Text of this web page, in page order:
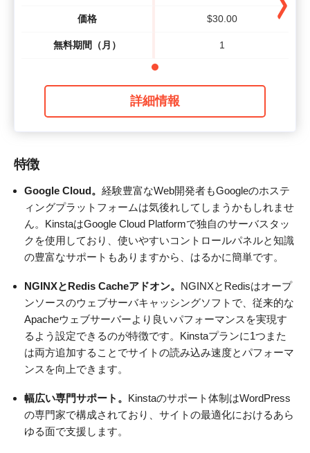
価格
無料期間（月）
$30.00
1
詳細情報
特徴
Google Cloud。 経験豊富なWeb開発者もGoogleのホステ
ィングプラットフォームは気後れしてしまうかもしれませ
ん。KinstaはGoogle Cloud Platformで独自のサーバスタッ
クを使用しており、使いやすいコントロールパネルと知識
の豊富なサポートもありますから、はるかに簡単です。
NGINXとRedis Cacheアドオン。 NGINXとRedisはオープ
ンソースのウェブサーバキャッシングソフトで、従来的な
Apacheウェブサーバーより良いパフォーマンスを実現す
るよう設定できるのが特徴です。Kinstaプランに1つまた
は両方追加することでサイトの読み込み速度とパフォーマ
ンスを向上できます。
幅広い専門サポート。 Kinstaのサポート体制はWordPress
の専門家で構成されており、サイトの最適化におけるあら
ゆる面で支援します。